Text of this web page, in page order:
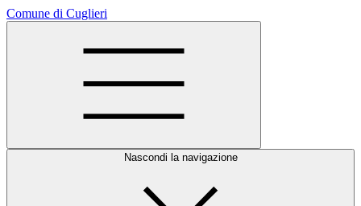
Comune di Cuglieri
Nascondi la navigazione